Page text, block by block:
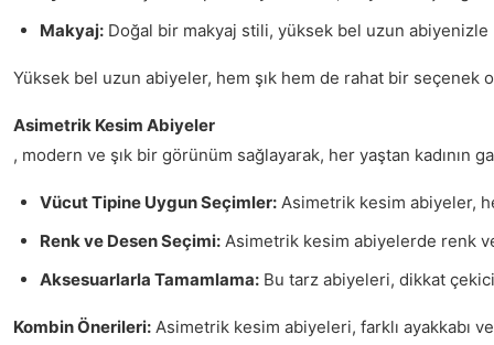
Makyaj: Doğal bir makyaj stili, yüksek bel uzun abiyenizle
Yüksek bel uzun abiyeler, hem şık hem de rahat bir
Asimetrik Kesim Abiyeler
, modern ve şık bir görünüm sağlayarak, her yaştan kadının
Vücut Tipine Uygun Seçimler: Asimetrik kesim abiyeler,
Renk ve Desen Seçimi: Asimetrik kesim abiyelerde renk
Aksesuarlarla Tamamlama: Bu tarz abiyeleri, dikkat
Kombin Önerileri: Asimetrik kesim abiyeleri, farklı ayakkabı